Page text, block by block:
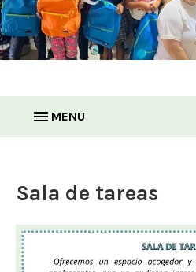
MENU
Sala de tareas